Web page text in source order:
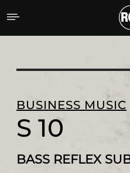
S 10 BASS
BUSINESS MUSIC
S 10
BASS REFLEX